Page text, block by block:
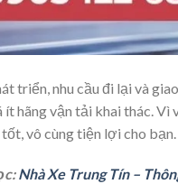
triển, nhu cầu đi lại và
ít hãng vận tải khai thác.
vô cùng tiện lợi cho bạn.
Nhà Xe Trung Tín –